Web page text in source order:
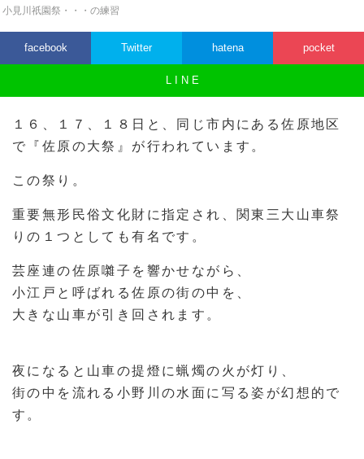
小見川祇園祭・・・の練習
facebook Twitter hatena pocket
L I N E
１６、１７、１８日と、同じ市内にある佐原地区
で『佐原の大祭』が行われています。
この祭り。
重要無形民俗文化財に指定され、関東三大山車祭
りの１つとしても有名です。
芸座連の佐原囃子を響かせながら、
小江戸と呼ばれる佐原の街の中を、
大きな山車が引き回されます。
夜になると山車の提燈に蝋燭の火が灯り、
街の中を流れる小野川の水面に写る姿が幻想的で
す。